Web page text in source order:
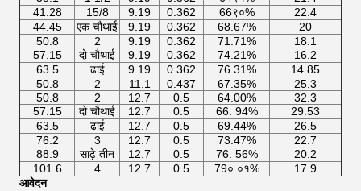
41.28
15/8 9.19 0.362 66९०%
22.4
44.45
एक चौथाई 9.19 0.362 68.67%
20
50.8
2 9.19 0.362 71.71%
18.1
57.15
दो चौथाई 9.19 0.362 74.21%
16.2
63.5
ढाई 9.19 0.362 76.31%
14.85
50.8
2 11.1 0.437 67.35%
25.3
50.8
2 12.7 0.5 64.00%
32.3
57.15
दो चौथाई 12.7 0.5 66. 94%
29.53
63.5
ढाई 12.7 0.5 69.44%
26.5
76.2
3 12.7 0.5 73.47%
22.7
88.9
साढ़े तीन 12.7 0.5 76. 56%
20.2
101.6
4 12.7 0.5 79०.०१%
17.9
आवेदन